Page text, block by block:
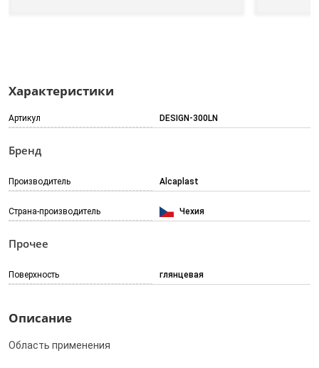
Характеристики
Артикул DESIGN-300LN
Бренд
Производитель Alcaplast
Страна-производитель Чехия
Прочее
Поверхность глянцевая
Описание
Область применения